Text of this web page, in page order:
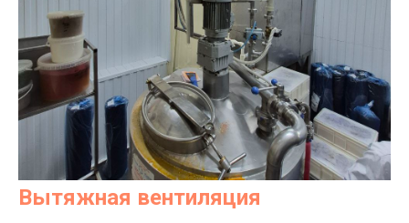
Вытяжная вентиляция